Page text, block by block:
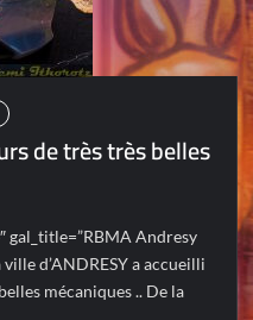
de très très belles
gal_title=”RBMA Andresy
d’ANDRESY a accueilli
mécaniques .. De la